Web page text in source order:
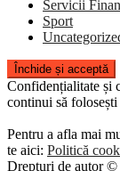
Servicii
Sport
Confidențialitate și
continui să
Pentru a afla mai
te aici: Politică
Drepturi de autor